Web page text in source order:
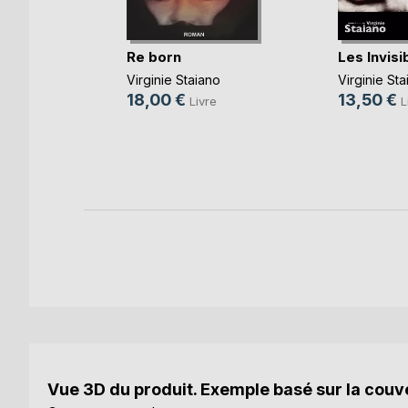
Re born
Virginie Staiano
18,00 € Livre
Les
Virginie
13,50 €
Vue 3D du produit. Exemple basé sur la